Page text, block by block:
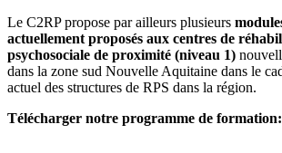
Le C2RP propose par ailleurs plusieurs
actuellement proposés aux centres de
psychosociale de proximité (niveau 1)
dans la zone sud Nouvelle Aquitaine dans le
actuel des structures de RPS dans la région.
Télécharger notre programme de formation: